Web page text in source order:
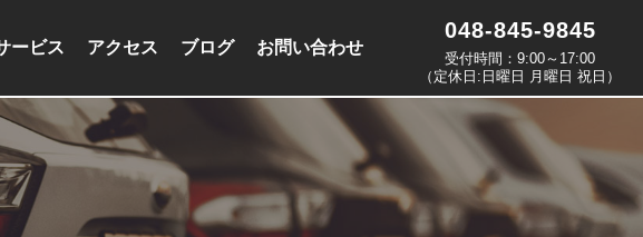
ービス アクセス ブログ お問い合わせ
048-845-9845
受付時間：9:00～17:00
（定休日:日曜日 月曜日 祝日）